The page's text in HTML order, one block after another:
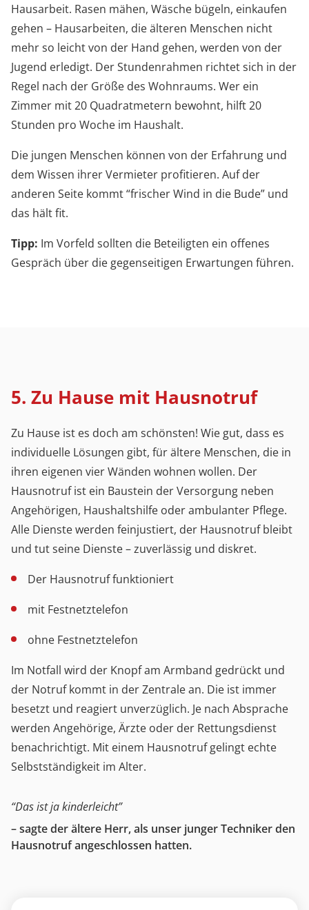
Hausarbeit. Rasen mähen, Wäsche bügeln, einkaufen
gehen – Hausarbeiten, die älteren Menschen nicht
mehr so leicht von der Hand gehen, werden von der
Jugend erledigt. Der Stundenrahmen richtet sich in der
Regel nach der Größe des Wohnraums. Wer ein
Zimmer mit 20 Quadratmetern bewohnt, hilft 20
Stunden pro Woche im Haushalt.
Die jungen Menschen können von der Erfahrung und
dem Wissen ihrer Vermieter profitieren. Auf der
anderen Seite kommt “frischer Wind in die Bude” und
das hält fit.
Tipp: Im Vorfeld sollten die Beteiligten ein offenes
Gespräch über die gegenseitigen Erwartungen führen.
5. Zu Hause mit Hausnotruf
Zu Hause ist es doch am schönsten! Wie gut, dass es
individuelle Lösungen gibt, für ältere Menschen, die in
ihren eigenen vier Wänden wohnen wollen. Der
Hausnotruf ist ein Baustein der Versorgung neben
Angehörigen, Haushaltshilfe oder ambulanter Pflege.
Alle Dienste werden feinjustiert, der Hausnotruf bleibt
und tut seine Dienste – zuverlässig und diskret.
Der Hausnotruf funktioniert
mit Festnetztelefon
ohne Festnetztelefon
Im Notfall wird der Knopf am Armband gedrückt und
der Notruf kommt in der Zentrale an. Die ist immer
besetzt und reagiert unverzüglich. Je nach Absprache
werden Angehörige, Ärzte oder der Rettungsdienst
benachrichtigt. Mit einem Hausnotruf gelingt echte
Selbstständigkeit im Alter.
“Das ist ja kinderleicht”
– sagte der ältere Herr, als unser junger Techniker den
Hausnotruf angeschlossen hatten.